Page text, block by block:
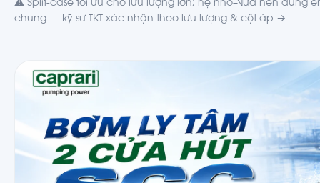
⚠️ Split-case tối ưu cho lưu lượng lớn; hệ nhỏ–vừa nên dùng
chung — kỹ sư TKT xác nhận theo lưu lượng & cột áp →